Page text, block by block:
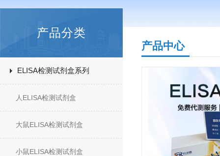
产品分类
ELISA检测试剂盒系列
人ELISA检测试剂盒
大鼠ELISA检测试剂盒
小鼠ELISA检测试剂盒
产品中心